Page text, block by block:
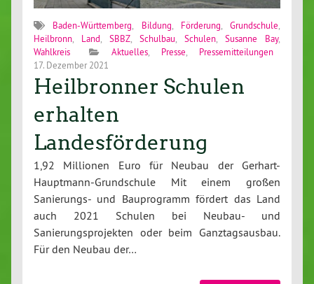
Baden-Württemberg, Bildung, Förderung, Grundschule,
Heilbronn, Land, SBBZ, Schulbau, Schulen, Susanne Bay,
Wahlkreis
Aktuelles, Presse, Pressemitteilungen
17. Dezember 2021
Heilbronner Schulen
erhalten
Landesförderung
1,92 Millionen Euro für Neubau der Gerhart-
Hauptmann-Grundschule Mit einem großen
Sanierungs- und Bauprogramm fördert das Land
auch 2021 Schulen bei Neubau- und
Sanierungsprojekten oder beim Ganztagsausbau.
Für den Neubau der…